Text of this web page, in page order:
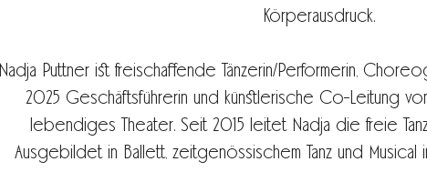
Körperausdruck.
Nadja Puttner ist freischaffende Tänzerin/Performerin,
2025 Geschäftsführerin und künstlerische Co-Leitung
lebendiges Theater. Seit 2015 leitet Nadja die freie
Ausgebildet in Ballett, zeitgenössischem Tanz und Musical